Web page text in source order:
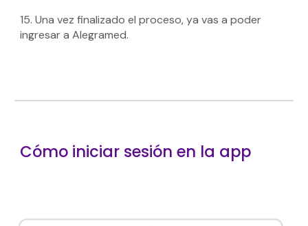
15. Una vez finalizado el proceso, ya vas a poder
ingresar a Alegramed.
Cómo iniciar sesión en la app